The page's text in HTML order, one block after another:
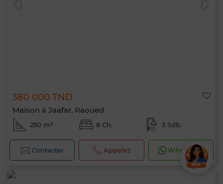
380 000 TND
Maison à Jaafar, Raoued
250 m² 8 Ch. 3 Sdb.
Contacter Appelez WhatsApp